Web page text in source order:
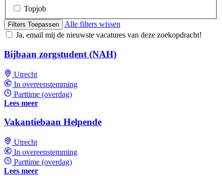
Topjob
Filters Toepassen
Alle filters wissen
Ja, email mij de nieuwste vacatures van deze zoekopdracht!
Bijbaan zorgstudent (NAH)
Utrecht
In overeenstemming
Parttime (overdag)
Lees meer
Vakantiebaan Helpende
Utrecht
In overeenstemming
Parttime (overdag)
Lees meer